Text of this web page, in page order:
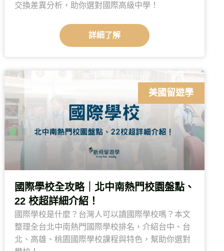
交換差異分析，助你選對國際高級中學！
詳細了解
美國留遊學
國際學校全攻略｜北中南熱門校園盤點、
22 校超詳細介紹！
國際學校是什麼？台灣人可以讀國際學校嗎？本文
整理全台北中南熱門國際學校排名，介紹台中、台
北、高雄、桃園國際學校課程與特色，幫助你選對